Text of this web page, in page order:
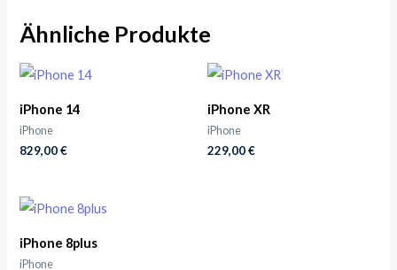
Ähnliche Produkte
iPhone 14
iPhone
829,00€
iPhone XR
iPhone
229,00€
iPhone 8plus
iPhone